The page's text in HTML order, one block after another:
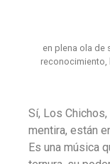
en plena ola de
Sí, Los
mentira, están
Es una música